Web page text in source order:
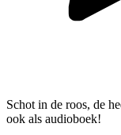
Schot in de roos, de
ook als audioboek!